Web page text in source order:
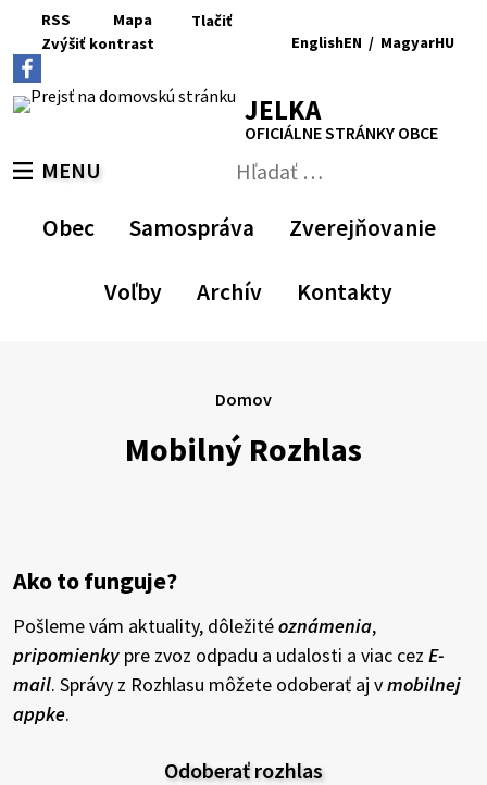
Preskočiť
obsah
RSS
RSS
Mapa
Mapa
Tlačiť
Zvýšiť kontrast
kontrast
veľkosťpôvodnú
veľkosť
písma
veľkosť
písma
EnglishEN
English
/ MagyarHU
Magyar
JELKA
OFICIÁLNE STRÁNKY OBCE
PREPNÚŤ
MENU
Obec Samospráva Zverejňovanie
Voľby Archív Kontakty
Hľadať:
formulár
Mobilný Rozhlas
Domov
Ako to funguje?
Pošleme vám aktuality, dôležitéoznámenia,
pripomienky pre zvoz odpadu a udalosti a viac cez E-
mail. Správy z Rozhlasu môžete odoberať aj vmobilnej
appke.
Odoberať rozhlas